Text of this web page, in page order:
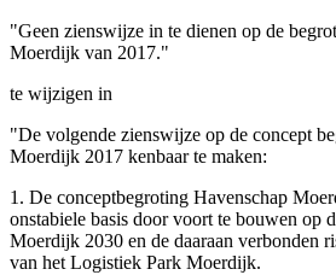
"Geen zienswijze in te dienen op de
Moerdijk van 2017."
te wijzigen in
"De volgende zienswijze op de concept
Moerdijk 2017 kenbaar te maken:
1. De conceptbegroting Havenschap
onstabiele basis door voort te bouwen op
Moerdijk 2030 en de daaraan verbonden
van het Logistiek Park Moerdijk.